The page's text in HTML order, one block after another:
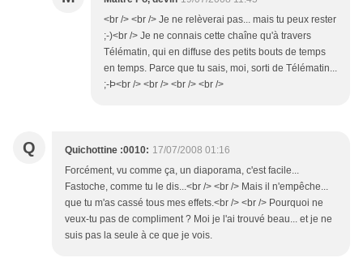
<br /> <br /> Je ne relèverai pas... mais tu peux rester
;-)<br /> Je ne connais cette chaîne qu'à travers
Télématin, qui en diffuse des petits bouts de temps
en temps. Parce que tu sais, moi, sorti de Télématin...
;-Þ<br /> <br /> <br /> <br />
Q Quichottine :0010: 17/07/2008 01:16
Forcément, vu comme ça, un diaporama, c'est facile...
Fastoche, comme tu le dis...<br /> <br /> Mais il n'empêche...
que tu m'as cassé tous mes effets.<br /> <br /> Pourquoi ne
veux-tu pas de compliment ? Moi je l'ai trouvé beau... et je ne
suis pas la seule à ce que je vois.